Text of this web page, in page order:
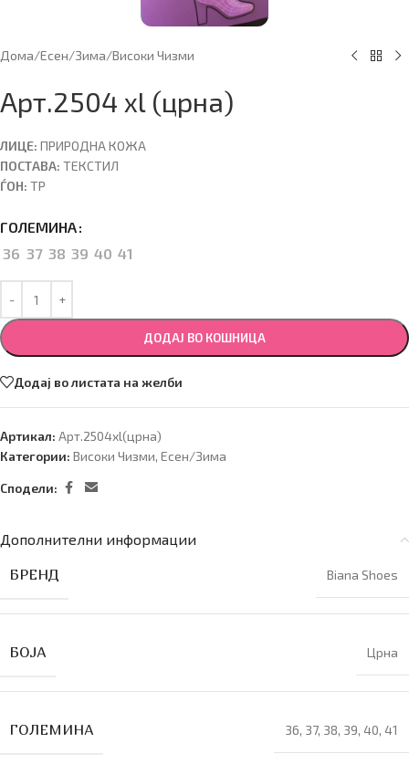
Дома/Есен/Зима/Високи Чизми
Арт.2504 xl (црна)
ЛИЦЕ: ПРИРОДНА КОЖА
ПОСТАВА: ТЕКСТИЛ
ЃОН: ТР
ГОЛЕМИНА
36 37 38 39 40 41
ДОДАЈ ВО КОШНИЦА
Додај во листата на желби
Артикал: Арт.2504xl(црна)
Категории: Високи Чизми, Есен/Зима
Сподели:
Дополнителни информации
БРЕНД Biana Shoes
БОЈА Црна
ГОЛЕМИНА 36, 37, 38, 39, 40, 41